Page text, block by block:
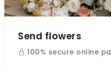
Send flowers
100% secure online